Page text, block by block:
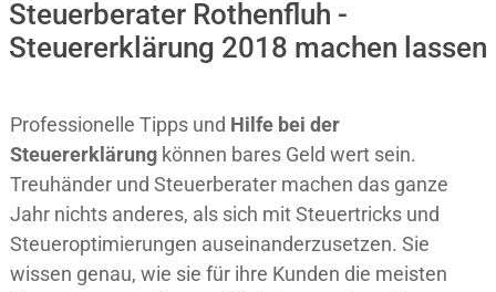
Steuerberater Rothenfluh -
Steuererklärung 2018 machen lassen
Professionelle Tipps und Hilfe bei der
Steuererklärung können bares Geld wert sein.
Treuhänder und Steuerberater machen das ganze
Jahr nichts anderes, als sich mit Steuertricks und
Steueroptimierungen auseinanderzusetzen. Sie
wissen genau, wie sie für ihre Kunden die meisten